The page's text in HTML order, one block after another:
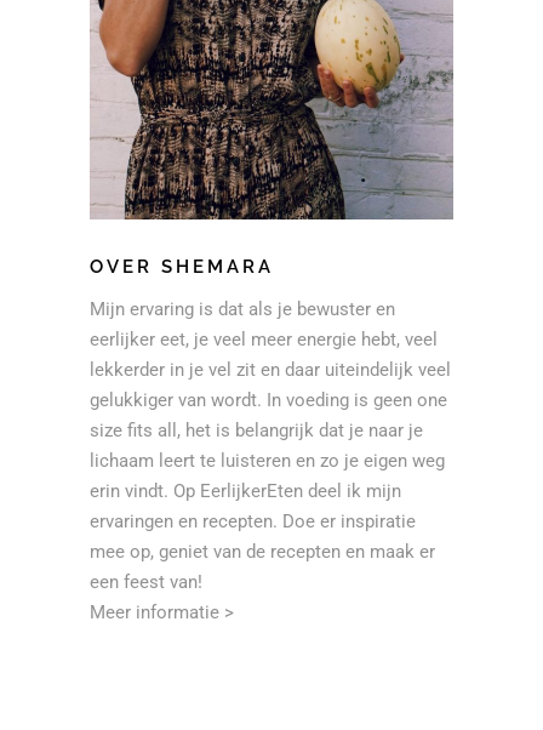
OVER SHEMARA
Mijn ervaring is dat als je bewuster en
eerlijker eet, je veel meer energie hebt, veel
lekkerder in je vel zit en daar uiteindelijk veel
gelukkiger van wordt. In voeding is geen one
size fits all, het is belangrijk dat je naar je
lichaam leert te luisteren en zo je eigen weg
erin vindt. Op EerlijkerEten deel ik mijn
ervaringen en recepten. Doe er inspiratie
mee op, geniet van de recepten en maak er
een feest van!
Meer informatie >